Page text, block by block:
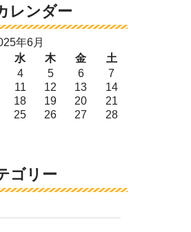
レンダー
年6月
水 木 金
土
4 5 6
7
11 12 13
14
18 19 20
21
25 26 27
28
ゴリー